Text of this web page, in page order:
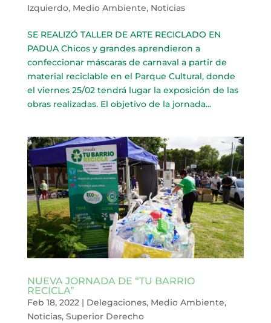
Izquierdo, Medio Ambiente, Noticias
SE REALIZÓ TALLER DE ARTE RECICLADO EN
PADUA Chicos y grandes aprendieron a
confeccionar máscaras de carnaval a partir de
material reciclable en el Parque Cultural, donde
el viernes 25/02 tendrá lugar la exposición de las
obras realizadas. El objetivo de la jornada...
NUEVA JORNADA DE “TU BARRIO
RECICLA”
Feb 18, 2022| Delegaciones, Medio Ambiente,
Noticias, Superior Derecho